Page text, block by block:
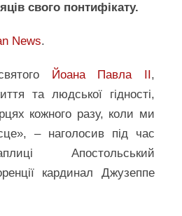
свого понтифікату.
News.
Йоана Павла ІІ,
та людської гідності,
кожного разу, коли ми
– наголосив під час
Апостольський
кардинал Джузеппе